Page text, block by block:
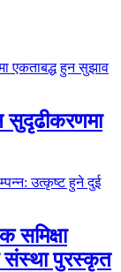
सुदृढीकरणमा
समिक्षा
संस्था पुरस्कृत